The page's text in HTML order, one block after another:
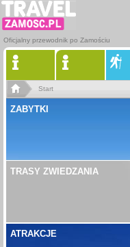
Oficjalny przewodnik po Zamościu
Start
ZABYTKI
TRASY ZWIEDZANIA
ATRAKCJE